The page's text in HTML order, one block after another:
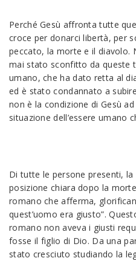
Perché Gesù affronta tutte
croce per donarci libertà, per
peccato, la morte e il diavolo.
mai stato sconfitto da queste
umano, che ha dato retta al
ed è stato condannato a
non è la condizione di Gesù
situazione dell’essere umano
Di tutte le persone presenti,
posizione chiara dopo la
romano che afferma,
quest’uomo era giusto”.
romano non aveva i giusti
fosse il figlio di Dio. Da una
stato cresciuto studiando la